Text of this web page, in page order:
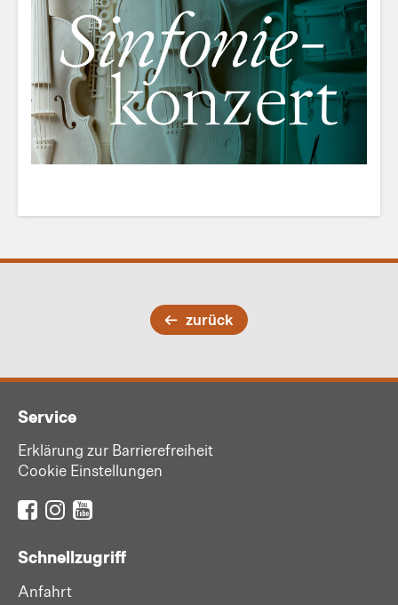
zurück
Service
Erklärung zur Barrierefreiheit
Cookie Einstellungen
Schnellzugriff
Anfahrt